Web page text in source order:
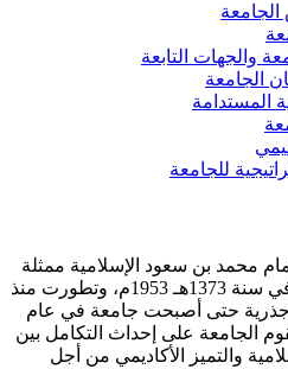
والجهات التابعة
الجامعة
المستدامة
للجامعة
محمد بن سعود الإسلامية ممثلة
في كلية الشريعة في سنة 1373هـ 1953م، وتطورت منذ
حتى أصبحت جامعة في عام
، وتقوم الجامعة على إحداث التكامل بين
والتميز الأكاديمي من أجل